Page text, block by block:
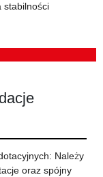
stabilności
Należy
oraz spójny